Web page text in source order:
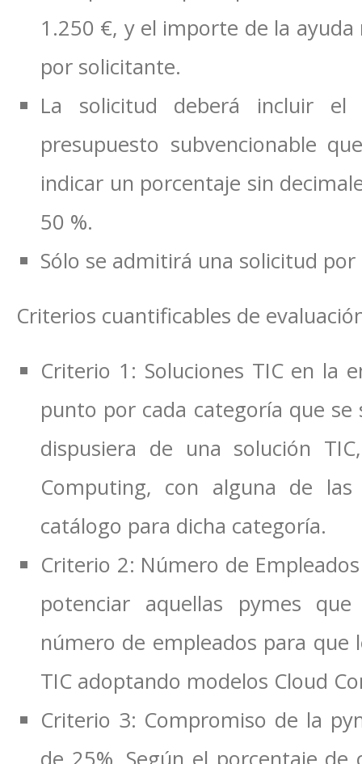
1.250 €, y el importe de la
por solicitante.
La solicitud deberá incluir el
presupuesto subvencionable
indicar un porcentaje sin
50 %.
Sólo se admitirá una solicitud
Criterios cuantificables de
Criterio 1: Soluciones TIC en la
punto por cada categoría que
dispusiera de una solución
Computing, con alguna de
catálogo para dicha categoría.
Criterio 2: Número de
potenciar aquellas pymes
número de empleados para que
TIC adoptando modelos Cloud
Criterio 3: Compromiso de la
de 25%. Según el porcentaje